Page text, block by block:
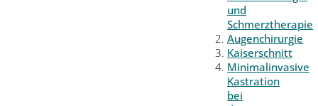
und
Schmerztherapie
Augenchirurgie
Kaiserschnitt
Minimalinvasive
Kastration
bei